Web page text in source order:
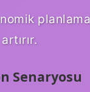
Senaryosu